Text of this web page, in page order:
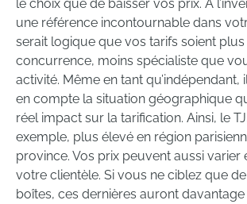
le choix que de baisser vos prix. À
une référence incontournable dans
serait logique que vos tarifs soient
concurrence, moins spécialiste que
activité. Même en tant qu’indépendant,
en compte la situation géographique
réel impact sur la tarification. Ainsi, le
exemple, plus élevé en région
province. Vos prix peuvent aussi varier
votre clientèle. Si vous ne ciblez que
boîtes, ces dernières auront